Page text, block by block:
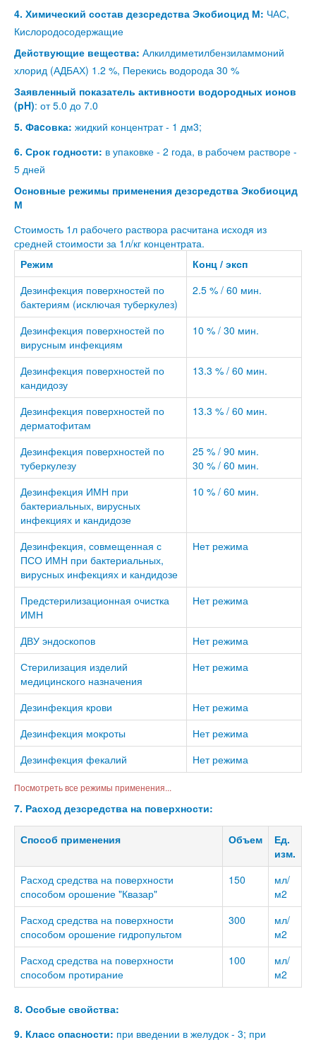
4. Химический состав дезсредства Экобиоцид М: ЧАС,
Кислородосодержащие
Действующие вещества: Алкилдиметилбензиламмоний
хлорид (АДБАХ) 1.2 %, Перекись водорода 30 %
Заявленный показатель активности водородных ионов
(pH): от 5.0 до 7.0
5. Фacовка: жидкий концентрат - 1 дм3;
6. Срок годности: в упаковке - 2 года, в рабочем растворе -
5 дней
Основные режимы применения дезсредства Экобиоцид
М
Стоимость 1л рабочего раствора расчитана исходя из
средней стоимости за 1л/кг концентрата.
Режим
Конц / эксп
Дезинфекция поверхностей по
бактериям (исключая туберкулез)
2.5 % / 60 мин.
Дезинфекция поверхностей по
вирусным инфекциям
10 % / 30 мин.
Дезинфекция поверхностей по
кандидозу
13.3 % / 60 мин.
Дезинфекция поверхностей по
дерматофитам
13.3 % / 60 мин.
Дезинфекция поверхностей по
туберкулезу
25 % / 90 мин.
30 % / 60 мин.
Дезинфекция ИМН при
бактериальных, вирусных
инфекциях и кандидозе
10 % / 60 мин.
Дезинфекция, совмещенная с
ПСО ИМН при бактериальных,
вирусных инфекциях и кандидозе
Нет режима
Предстерилизационная очистка
ИМН
Нет режима
ДВУ эндоскопов
Нет режима
Стерилизация изделий
медицинского назначения
Нет режима
Дезинфекция крови
Нет режима
Дезинфекция мокроты
Нет режима
Дезинфекция фекалий
Нет режима
Посмотреть все режимы применения...
7. Расход дезсредства на поверхности:
Способ применения Объем
Ед.
изм.
Расход средства на поверхности
способом орошение "Квазар"
150
мл/
м2
Расход средства на поверхности
способом орошение гидропультом
300
мл/
м2
Расход средства на поверхности
способом протирание
100
мл/
м2
8. Особые свойства:
9. Класс опасности: при введении в желудок - 3; при